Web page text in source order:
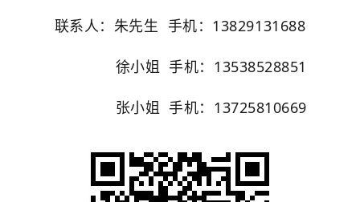
联系人：朱先生 手机：13829131688
徐小姐 手机：13538528851
张小姐 手机：13725810669